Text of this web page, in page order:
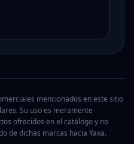
mencionados en este sitio
Su uso es meramente
ofrecidos en el catálogo y no
de dichas marcas hacia Yaxa.